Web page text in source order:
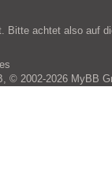
Bitte achtet also auf
, © 2002-2026 MyBB